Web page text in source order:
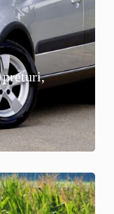
preturi,